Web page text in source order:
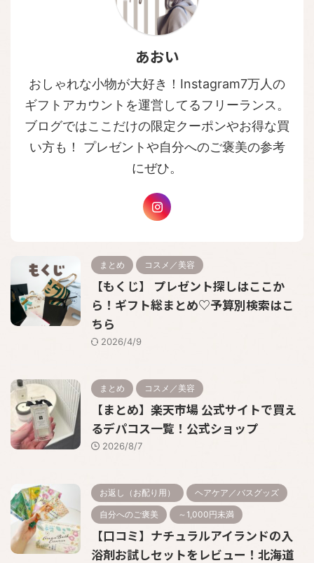
あおい
おしゃれな小物が大好き！Instagram7万人の
ギフトアカウントを運営してるフリーランス。
ブログではここだけの限定クーポンやお得な買
い方も！ プレゼントや自分へのご褒美の参考
にぜひ。
まとめ コスメ／美容
【もくじ】 プレゼント探しはここか
ら！ギフト総まとめ♡予算別検索はこ
ちら
2026/4/9
まとめ コスメ／美容
【まとめ】楽天市場 公式サイトで買え
るデパコス一覧！公式ショップ
2026/8/7
お返し（お配り用） ヘアケア／バスグッズ
自分へのご褒美 ～1,000円未満
【口コミ】ナチュラルアイランドの入
浴剤お試しセットをレビュー！北海道